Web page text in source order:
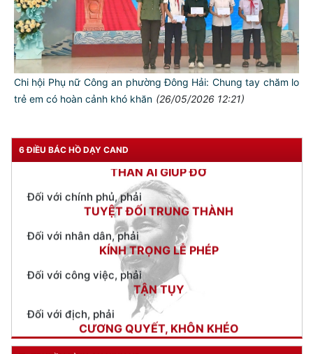
Chi hội Phụ nữ Công an phường Đông Hải: Chung tay chăm lo
trẻ em có hoàn cảnh khó khăn (26/05/2026 12:21)
6 ĐIỀU BÁC HỒ DẠY CAND
TƯ CÁCH
NGƯỜI CÔNG AN CÁCH MỆNH LÀ:
Đối với tự mình, phải
CẦN, KIỆM, LIÊM, CHÍNH
Đối với đồng sự, phải
Đối với chính phủ, phải
TUYỆT ĐỐI TRUNG THÀNH
Đối với nhân dân, phải
KÍNH TRỌNG LỄ PHÉP
Đối với công việc, phải
TẬN TỤY
Đối với địch, phải
CƯƠNG QUYẾT, KHÔN KHÉO
Trích thư Chủ tịch Hồ Chí Minh
gửi Công an Khu XII,
ngày 11 tháng 3 năm 1948.